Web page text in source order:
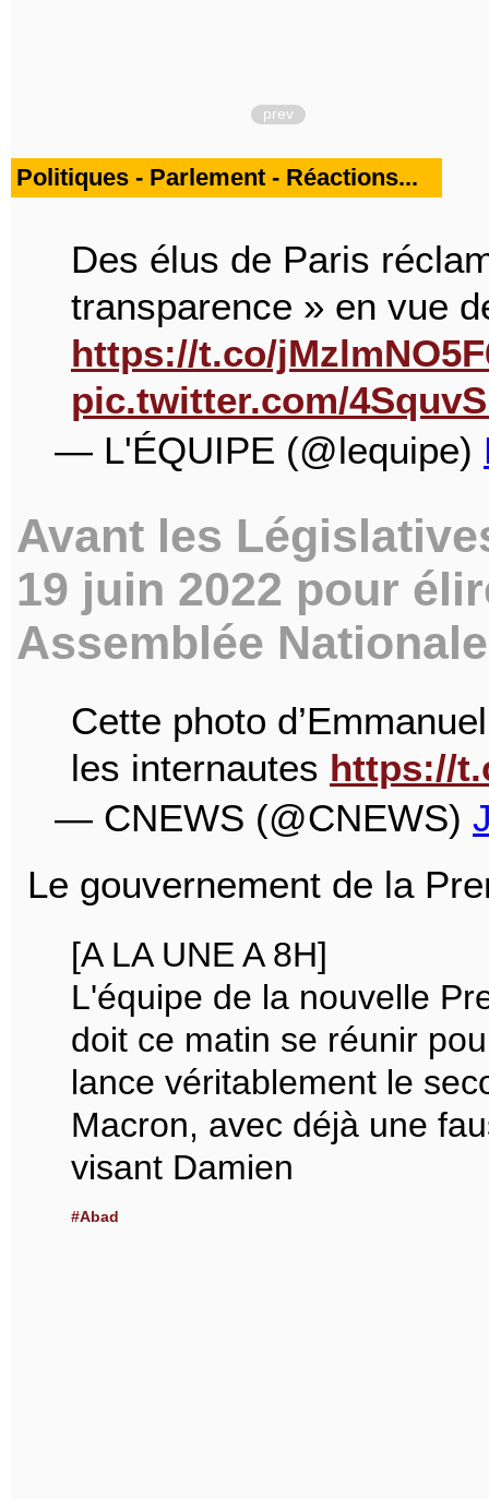
prev
Politiques - Parlement - Réactions...
Des élus de Paris
transparence » en vue
https://t.co/
pic.twitter.com/
— L'ÉQUIPE (@lequipe)
Avant les
19 juin 2022 pour
Assemblée Nationale
Cette photo
les internautes https://
— CNEWS (@CNEWS)
Le gouvernement de la
[A LA UNE A 8H]
L'équipe de la nouvelle
doit ce matin se réunir
lance véritablement le
Macron, avec déjà une
visant Damien
#Abad